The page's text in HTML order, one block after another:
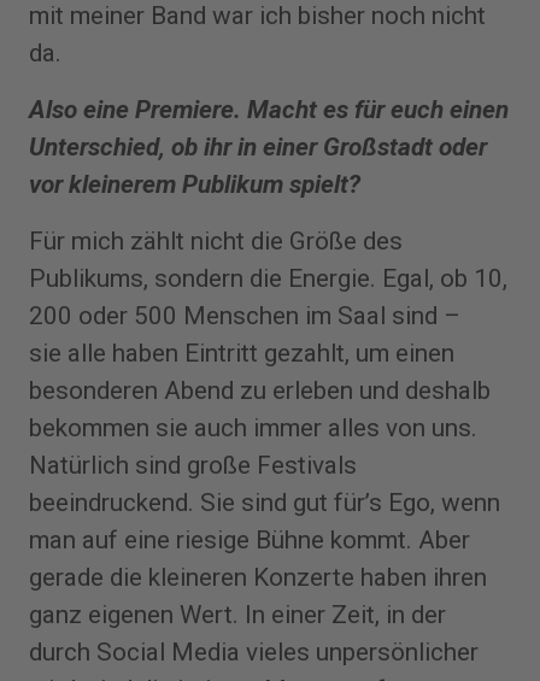
mit meiner Band war ich bisher noch nicht
da.
Also eine Premiere. Macht es für euch einen
Unterschied, ob ihr in einer Großstadt oder
vor kleinerem Publikum spielt?
Für mich zählt nicht die Größe des
Publikums, sondern die Energie. Egal, ob 10,
200 oder 500 Menschen im Saal sind –
sie alle haben Eintritt gezahlt, um einen
besonderen Abend zu erleben und deshalb
bekommen sie auch immer alles von uns.
Natürlich sind große Festivals
beeindruckend. Sie sind gut für’s Ego, wenn
man auf eine riesige Bühne kommt. Aber
gerade die kleineren Konzerte haben ihren
ganz eigenen Wert. In einer Zeit, in der
durch Social Media vieles unpersönlicher